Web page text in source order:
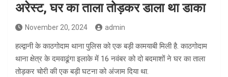
अरेस्ट, घर का ताला तोड़कर डाला था डाका
November 20, 2024 admin
हल्द्वानी के काठगोदाम थाना पुलिस को एक बड़ी कामयाबी मिली है. काठगोदाम
थाना क्षेत्र के दमवाढूंगा इलाके में 16 नवंबर को दो बदमाशों ने घर का ताला
तोड़कर चोरी की एक बड़ी घटना को अंजाम दिया था.